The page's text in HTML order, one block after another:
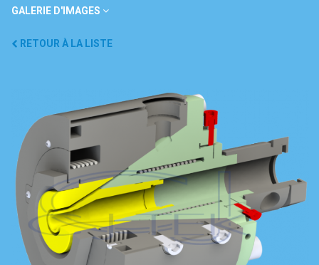
GALERIE D'IMAGES
RETOUR À LA LISTE